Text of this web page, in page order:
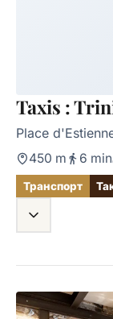
Taxis :
Place
450 m 6 min
Транспорт